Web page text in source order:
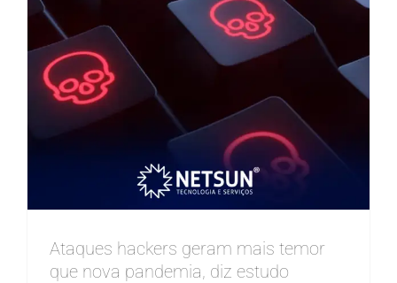
Ataques hackers geram mais temor
que nova pandemia, diz estudo